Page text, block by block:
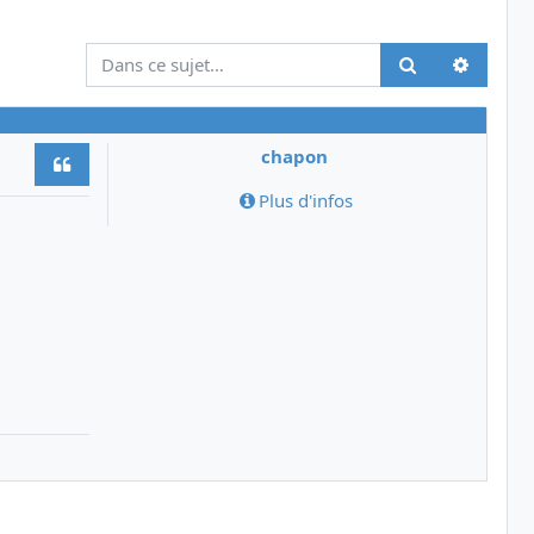
Rechercher
chapon
Plus d'infos